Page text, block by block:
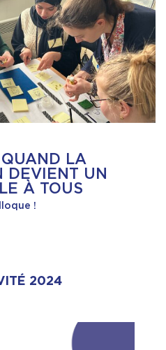
LA
DEVIENT UN
À TOUS
!
2024